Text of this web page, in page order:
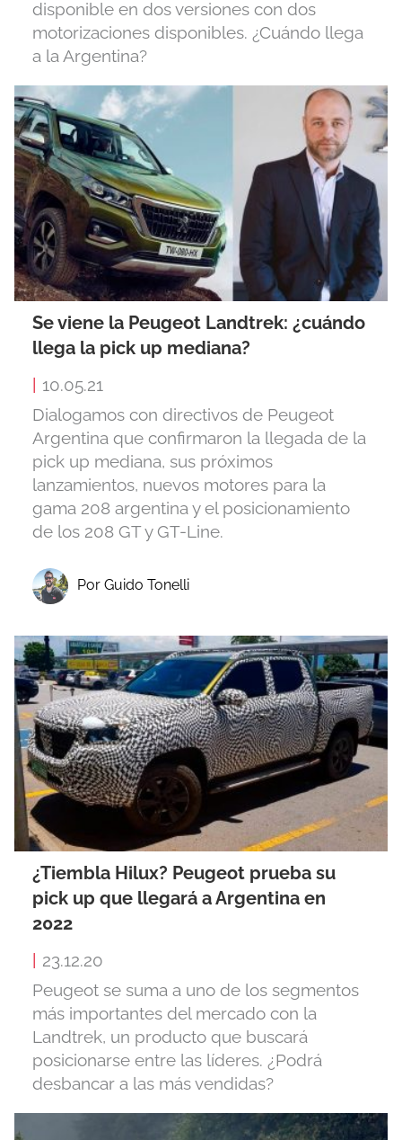
disponible en dos versiones con dos
motorizaciones disponibles. ¿Cuándo llega
a la Argentina?
Se viene la Peugeot Landtrek: ¿cuándo
llega la pick up mediana?
10.05.21
Dialogamos con directivos de Peugeot
Argentina que confirmaron la llegada de la
pick up mediana, sus próximos
lanzamientos, nuevos motores para la
gama 208 argentina y el posicionamiento
de los 208 GT y GT-Line.
Por Guido Tonelli
¿Tiembla Hilux? Peugeot prueba su
pick up que llegará a Argentina en
2022
23.12.20
Peugeot se suma a uno de los segmentos
más importantes del mercado con la
Landtrek, un producto que buscará
posicionarse entre las líderes. ¿Podrá
desbancar a las más vendidas?